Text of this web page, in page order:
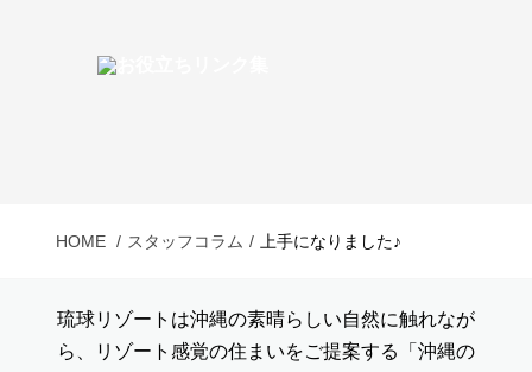
HOME スタッフコラム 上手になりました♪
琉球リゾートは沖縄の素晴らしい自然に触れなが
ら、リゾート感覚の住まいをご提案する「沖縄の